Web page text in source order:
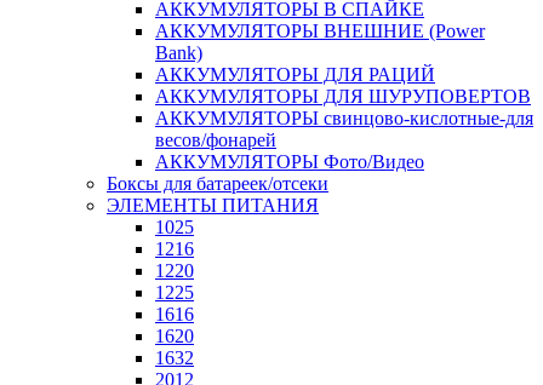
АККУМУЛЯТОРЫ В СПАЙКЕ
АККУМУЛЯТОРЫ ВНЕШНИЕ (Power
Bank)
АККУМУЛЯТОРЫ ДЛЯ РАЦИЙ
АККУМУЛЯТОРЫ ДЛЯ ШУРУПОВЕРТОВ
АККУМУЛЯТОРЫ свинцово-кислотные-для
весов/фонарей
АККУМУЛЯТОРЫ Фото/Видео
Боксы для батареек/отсеки
ЭЛЕМЕНТЫ ПИТАНИЯ
1025
1216
1220
1225
1616
1620
1632
2012